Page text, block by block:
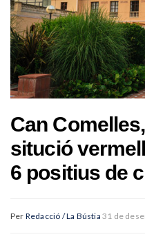
Can
situció
6 positius de
Per Redacció / La Bústia 31 de